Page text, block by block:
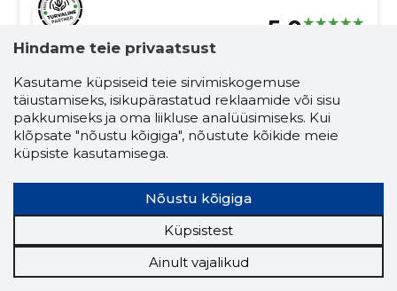
5.0
KITEBEST OÜ
Krediidiskoor: Usaldusväärne
Maineskoor: 2250
Töötajaid: 1
Prognooskäive (2026): 21 671 €
Lahendused maa all ja peal!
Meie põhitegevusaladeks on kaevetööd,
planeerimistööd, võsa lõikus giljotiiniga ning
põllumajandustegevus.
Hindame teie privaatsust
Kasutame küpsiseid teie sirvimiskogemuse
täiustamiseks, isikupärastatud reklaamide või sisu
pakkumiseks ja oma liikluse analüüsimiseks. Kui
klõpsate "nõustu kõigiga", nõustute kõikide meie
küpsiste kasutamisega.
Nõustu kõigiga
Küpsistest
Ainult vajalikud